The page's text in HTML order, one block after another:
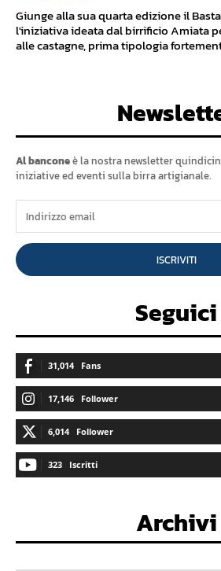
Giunge alla sua quarta edizione il
l'iniziativa ideata dal birrificio Amiata
alle castagne, prima tipologia
Al banconeè la nostra newsletter
iniziative ed eventi sulla birra artigianale.
ISCRIVITI
Seguici
31,014 Fans
17,146 Follower
6,014 Follower
323 Iscritti
Archivi